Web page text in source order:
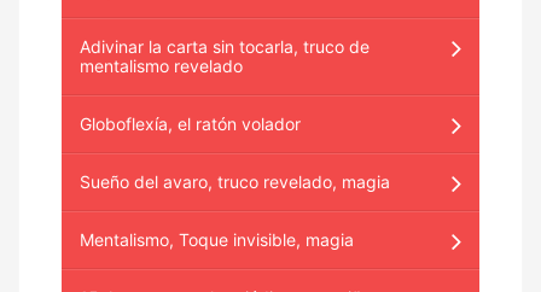
Adivinar la carta sin tocarla, truco de
mentalismo revelado
Globoflexía, el ratón volador
Sueño del avaro, truco revelado, magia
Mentalismo, Toque invisible, magia